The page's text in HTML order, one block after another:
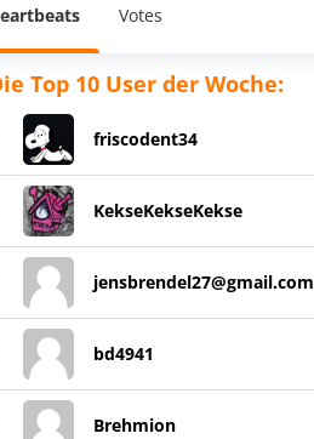
Votes
Top 10 User der Woche:
friscodent34
KekseKekseKekse
jensbrendel27@gmail.com
bd4941
Brehmion